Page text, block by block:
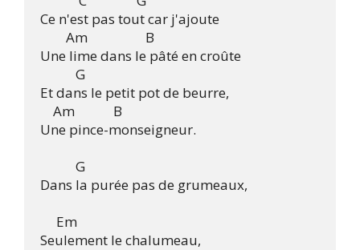
Ce n'est pas tout car j'ajoute
Une lime dans le pâté en croûte
           G
Et dans le petit pot de beurre,
    Am            B
Une pince-monseigneur.
           G
Dans la purée pas de grumeaux,
     Em
Seulement le chalumeau,